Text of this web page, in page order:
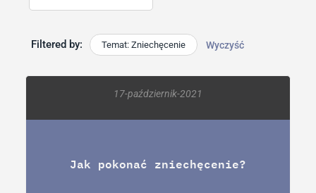
Filtered by: Temat: Zniechęcenie Wyczyść
17-październik-2021
Jak pokonać zniechęcenie?